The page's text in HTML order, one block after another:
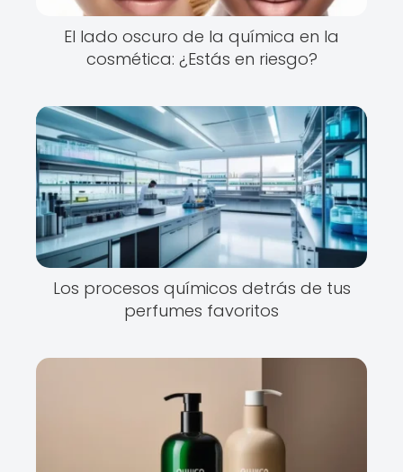
El lado oscuro de la química en la
cosmética: ¿Estás en riesgo?
Los procesos químicos detrás de tus
perfumes favoritos